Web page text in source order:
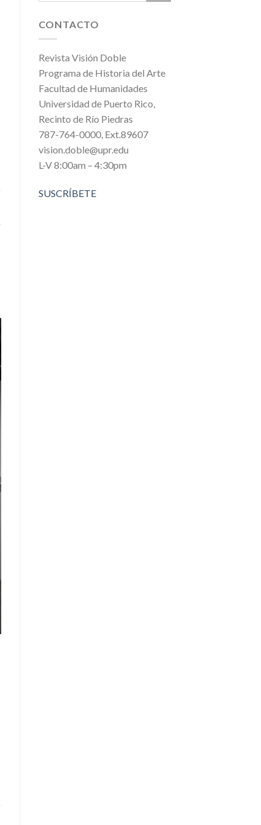
CONTACTO
Revista Visión Doble
Programa de Historia del Arte
Facultad de Humanidades
Universidad de Puerto Rico,
Recinto de Río Piedras
787-764-0000, Ext.89607
vision.doble@upr.edu
L-V 8:00am – 4:30pm
SUSCRÍBETE